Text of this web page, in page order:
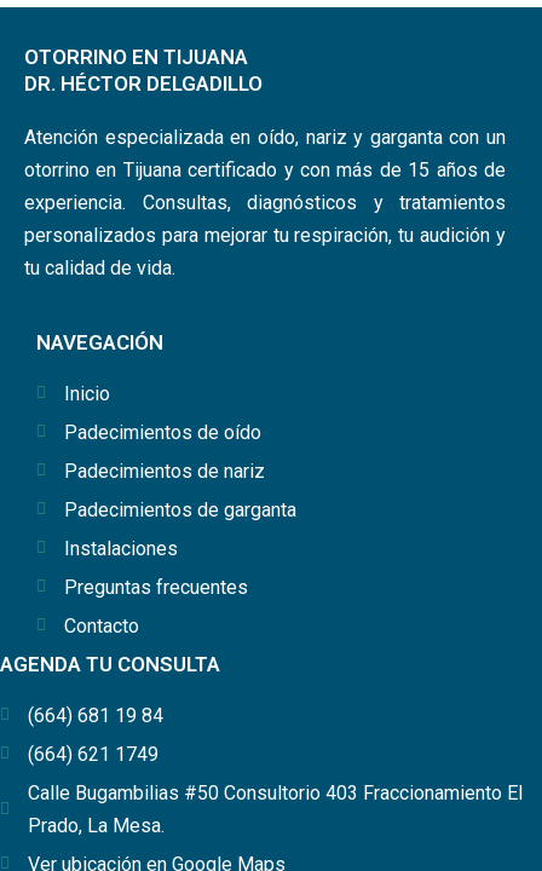
OTORRINO EN TIJUANA
DR. HÉCTOR DELGADILLO
Atención especializada en oído, nariz y garganta con un
otorrino en Tijuana certificado y con más de 15 años de
experiencia. Consultas, diagnósticos y tratamientos
personalizados para mejorar tu respiración, tu audición y
tu calidad de vida.
NAVEGACIÓN
Inicio
Padecimientos de oído
Padecimientos de nariz
Padecimientos de garganta
Instalaciones
Preguntas frecuentes
Contacto
AGENDA TU CONSULTA
(664) 681 19 84
(664) 621 1749
Calle Bugambilias #50 Consultorio 403 Fraccionamiento El
Prado, La Mesa.
Ver ubicación en Google Maps